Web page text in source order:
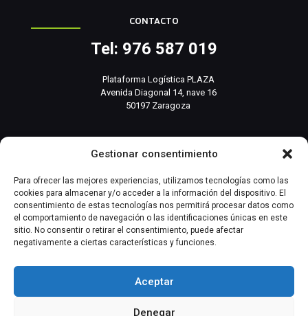
Gestionar consentimiento
Para ofrecer las mejores experiencias, utilizamos tecnologías como las
cookies para almacenar y/o acceder a la información del dispositivo. El
consentimiento de estas tecnologías nos permitirá procesar datos como
el comportamiento de navegación o las identificaciones únicas en este
sitio. No consentir o retirar el consentimiento, puede afectar
negativamente a ciertas características y funciones.
Aceptar
Denegar
CONTACTO
Tel: 976 587 019
Plataforma Logística PLAZA
Avenida Diagonal 14, nave 16
50197 Zaragoza
INFORMACIÓN RELEVANTE
Producto
Automatización Industrial